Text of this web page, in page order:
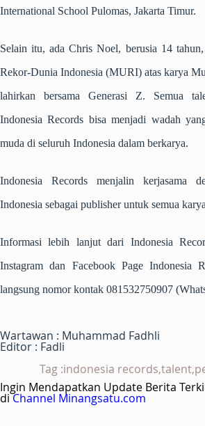
International School Pulomas, Jakarta Timur.
Selain itu, ada Chris Noel, berusia 14
Rekor-Dunia Indonesia (MURI) atas karya
lahirkan bersama Generasi Z. Semua
Indonesia Records bisa menjadi wadah
muda di seluruh Indonesia dalam berkarya.
Indonesia Records menjalin kerjasama
Indonesia sebagai publisher untuk semua
Informasi lebih lanjut dari Indonesia
Instagram dan Facebook Page Indonesia
langsung nomor kontak 081532750907
Wartawan : Muhammad Fadhli
Editor : Fadli
Tag :indonesia
Ingin Mendapatkan Update Berita
diChannel Minangsatu.com